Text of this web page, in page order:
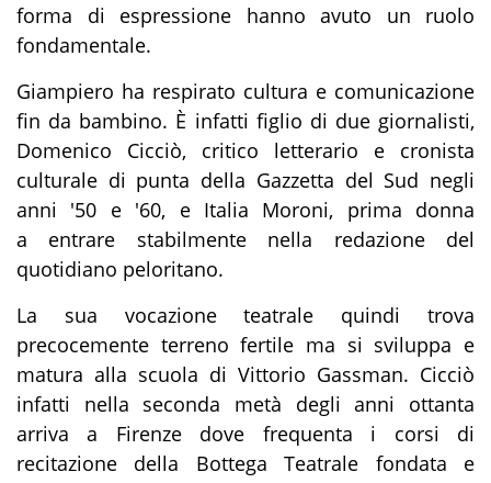
forma di espressione hanno avuto un ruolo
fondamentale.
Giampiero ha respirato cultura e comunicazione
fin da bambino. È infatti figlio di due giornalisti,
Domenico Cicciò, critico letterario e cronista
culturale di punta della Gazzetta del Sud negli
anni '50 e '60, e Italia Moroni, prima donna
a entrare stabilmente nella redazione del
quotidiano peloritano.
La sua vocazione teatrale quindi trova
precocemente terreno fertile ma si sviluppa e
matura alla scuola di Vittorio Gassman. Cicciò
infatti nella seconda metà degli anni ottanta
arriva a Firenze dove frequenta i corsi di
recitazione della Bottega Teatrale fondata e